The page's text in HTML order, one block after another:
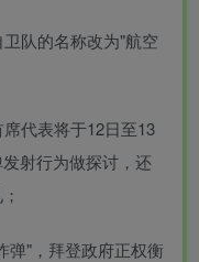
队的名称改为"航空
代表将于12日至13
射行为做探讨，还
弹"，拜登政府正权衡